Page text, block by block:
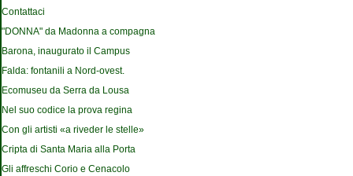
Contattaci
"DONNA" da Madonna a compagna
Barona, inaugurato il Campus
Falda: fontanili a Nord-ovest.
Ecomuseu da Serra da Lousa
Nel suo codice la prova regina
Con gli artisti «a riveder le stelle»
Cripta di Santa Maria alla Porta
Gli affreschi Corio e Cenacolo